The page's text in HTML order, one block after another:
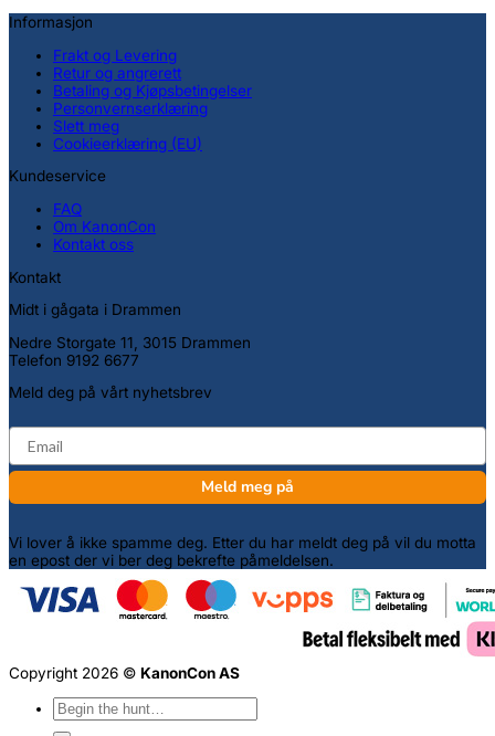
Informasjon
Frakt og Levering
Retur og angrerett
Betaling og Kjøpsbetingelser
Personvernserklæring
Slett meg
Cookieerklæring (EU)
Kundeservice
FAQ
Om KanonCon
Kontakt oss
Kontakt
Midt i gågata i Drammen
Nedre Storgate 11, 3015 Drammen
Telefon 9192 6677
Meld deg på vårt nyhetsbrev
email
Meld meg på
Vi lover å ikke spamme deg. Etter du har meldt deg på vil du motta
en epost der vi ber deg bekrefte påmeldelsen.
Copyright 2026 © KanonCon AS
Søk
etter: